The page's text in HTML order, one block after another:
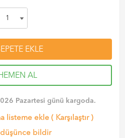
EKLE
AL
Pazartesi günü kargoda.
listeme ekle ( Karşılaştır)
düşünce bildir